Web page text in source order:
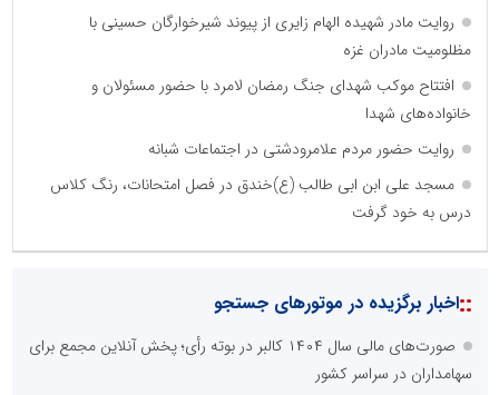
روایت مادر شهیده الهام زایری از پیوند شیرخوارگان حسینی با
مظلومیت مادران غزه
افتتاح موکب شهدای جنگ رمضان لامرد با حضور مسئولان و
خانواده‌های شهدا
روایت حضور مردم علامرودشتی در اجتماعات شبانه
مسجد علی ابن ابی طالب (ع)خندق در فصل امتحانات، رنگ کلاس
درس به خود گرفت
::اخبار برگزیده در موتورهای جستجو
صورت‌های مالی سال ۱۴۰۴ کالبر در بوته رأی؛ پخش آنلاین مجمع برای
سهامداران در سراسر کشور